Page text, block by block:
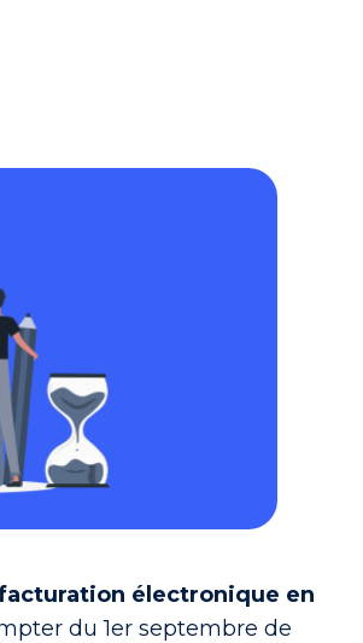
électronique en
du 1er septembre de